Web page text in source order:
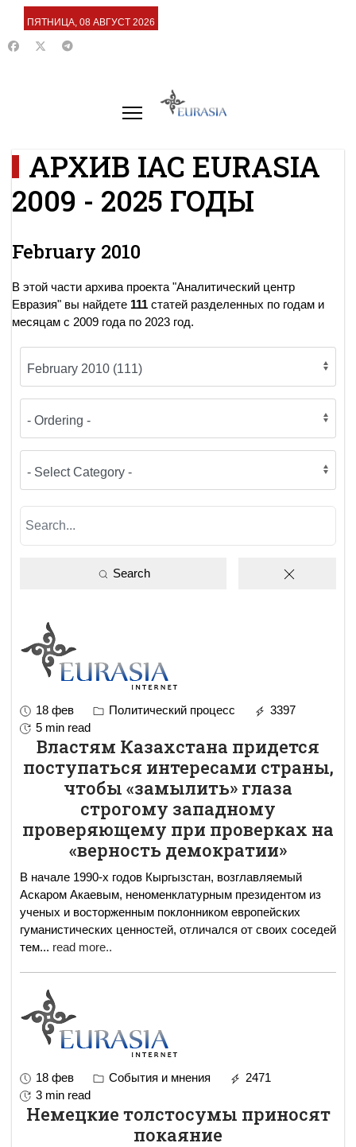
ПЯТНИЦА, 08 АВГУСТ 2026
АРХИВ IAC EURASIA
2009 - 2025 ГОДЫ
February 2010
В этой части архива проекта "Аналитический центр
Евразия" вы найдете 111 статей разделенных по годам и
месяцам с 2009 года по 2023 год.
Search
18 фев Политический процесс
3397
5 min read
Властям Казахстана придется
поступаться интересами страны,
чтобы «замылить» глаза
строгому западному
проверяющему при проверках на
«верность демократии»
В начале 1990-х годов Кыргызстан, возглавляемый
Аскаром Акаевым, неноменклатурным президентом из
ученых и восторженным поклонником европейских
гуманистических ценностей, отличался от своих соседей
тем... read more..
18 фев События и мнения
2471
3 min read
Немецкие толстосумы приносят
покаяние